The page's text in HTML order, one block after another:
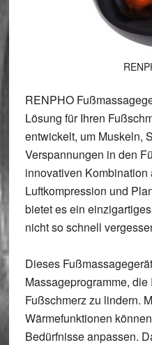
RENPHO
Lösung für Ihren
entwickelt, um Muskeln,
Verspannungen in den
innovativen Kombination
Luftkompression und
bietet es ein
nicht so schnell
Dieses Fußmassagegerät
Massageprogramme, die
Fußschmerz zu lindern.
Wärmefunktionen
Bedürfnisse anpassen.